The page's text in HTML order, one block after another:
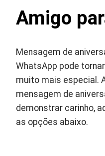
Amigo
Mensagem de
WhatsApp pode
muito mais especial.
mensagem de
demonstrar carinho,
as opções abaixo.